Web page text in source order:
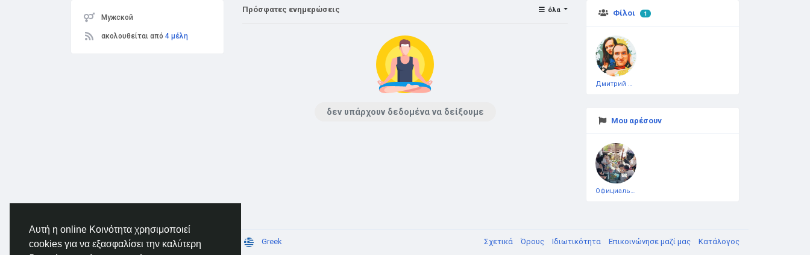
Αυτή η online Κοινότητα χρησιμοποιεί
cookies για να εξασφαλίσει την καλύτερη
Мужской
ακολουθείται από 4 μέλη
Φίλοι 1
Дмитрий Чеботарёв
Μου αρέσουν
Официальная тестовая страница
Πρόσφατες ενημερώσεις όλα
δεν υπάρχουν δεδομένα να δείξουμε
© 2026 AnimeSocial.SU - Первая аниме сеть! Greek Σχετικά Όρους Ιδιωτικότητα Επικοινώνησε μαζί μας Κατάλογος